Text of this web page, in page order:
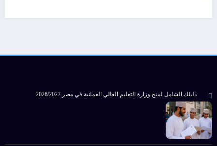
دليلك الشامل لمنح وزارة التعليم العالي العمانية في مصر 2026/2027